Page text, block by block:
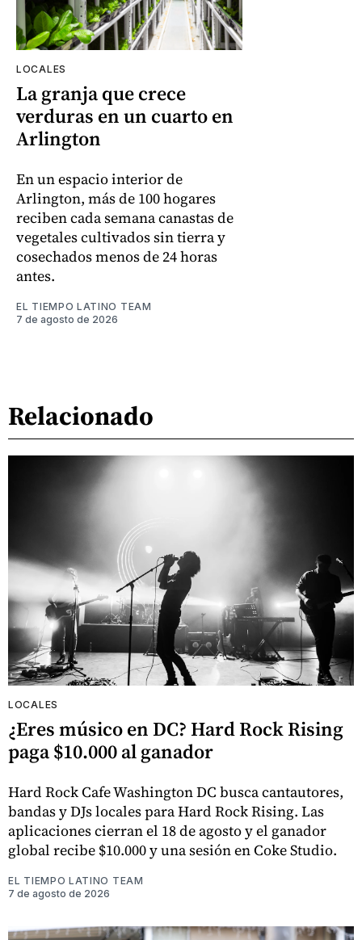
LOCALES
La granja que crece
verduras en un cuarto en
Arlington
En un espacio interior de
Arlington, más de 100 hogares
reciben cada semana canastas de
vegetales cultivados sin tierra y
cosechados menos de 24 horas
antes.
EL TIEMPO LATINO TEAM
7 de agosto de 2026
Relacionado
LOCALES
¿Eres músico en DC? Hard Rock Rising
paga $10.000 al ganador
Hard Rock Cafe Washington DC busca cantautores,
bandas y DJs locales para Hard Rock Rising. Las
aplicaciones cierran el 18 de agosto y el ganador
global recibe $10.000 y una sesión en Coke Studio.
EL TIEMPO LATINO TEAM
7 de agosto de 2026